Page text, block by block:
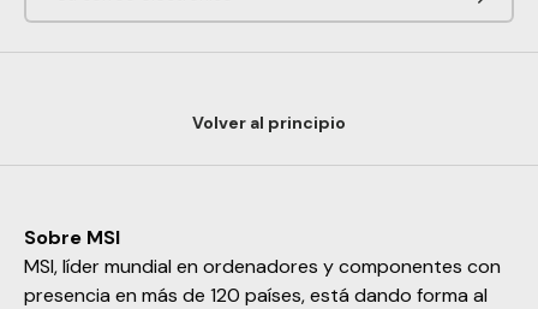
Volver al principio
Sobre MSI
MSI, líder mundial en ordenadores y componentes con
presencia en más de 120 países, está dando forma al